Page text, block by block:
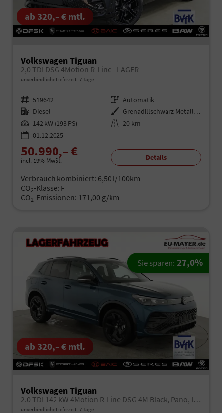
ab 320,– € mtl.
Volkswagen Tiguan
2,0 TDI DSG 4Motion R-Line - LAGER
unverbindliche Lieferzeit: 7 Tage
Fahrzeugnr. 519642 Getriebe Automatik
Kraftstoff Diesel Außenfarbe
Grenadillschwarz Metallic (0E)
Leistung 142 kW (193 PS) Kilometerstand 20 km
01.12.2025
50.990,– €
incl. 19% MwSt. Details
Verbrauch kombiniert: 6,50 l/100km
CO2-Klasse: F
CO2-Emissionen: 171,00 g/km
ab 320,– € mtl.
Volkswagen Tiguan
2.0 TDI 142 kW 4Motion R-Line DSG 4M Black, Pano, IQ.Light, AHK, Navi, Side, AreaView, Winter, sofort
unverbindliche Lieferzeit: 7 Tage
Sie sparen: 27,0%